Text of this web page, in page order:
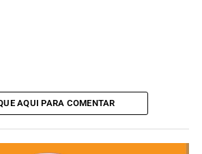
prevê decisão até julho
AQUI PARA COMENTAR